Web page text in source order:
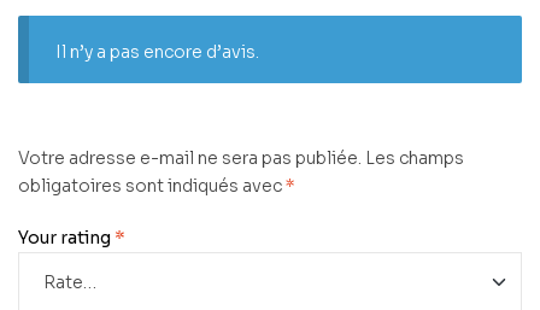
Il n’y a pas encore d’avis.
Votre adresse e-mail ne sera pas publiée. Les champs
obligatoires sont indiqués avec*
Your rating *